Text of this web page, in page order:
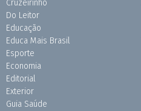
Cruzeirinho
Do Leitor
Educação
Educa Mais Brasil
Esporte
Economia
Editorial
Exterior
Guia Saúde